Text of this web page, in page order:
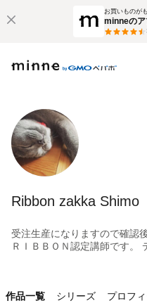
お買いものが
minneのア
Ribbon zakka Shimo
受注生産になりますので確認
ＲＩＢＢＯＮ認定講師です。
作品一覧 シリーズ プロフ